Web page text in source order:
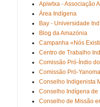
Apiwtxa - Associação
Área Indígena
Bay - Universidade
Blog da Amazónia
Campanha «Nós
Centro de Trabalho
Comissão Pró-Índio
Comissão Pró-
Conselho Indigenista
Conselho Indígena de
Conselho de Missão